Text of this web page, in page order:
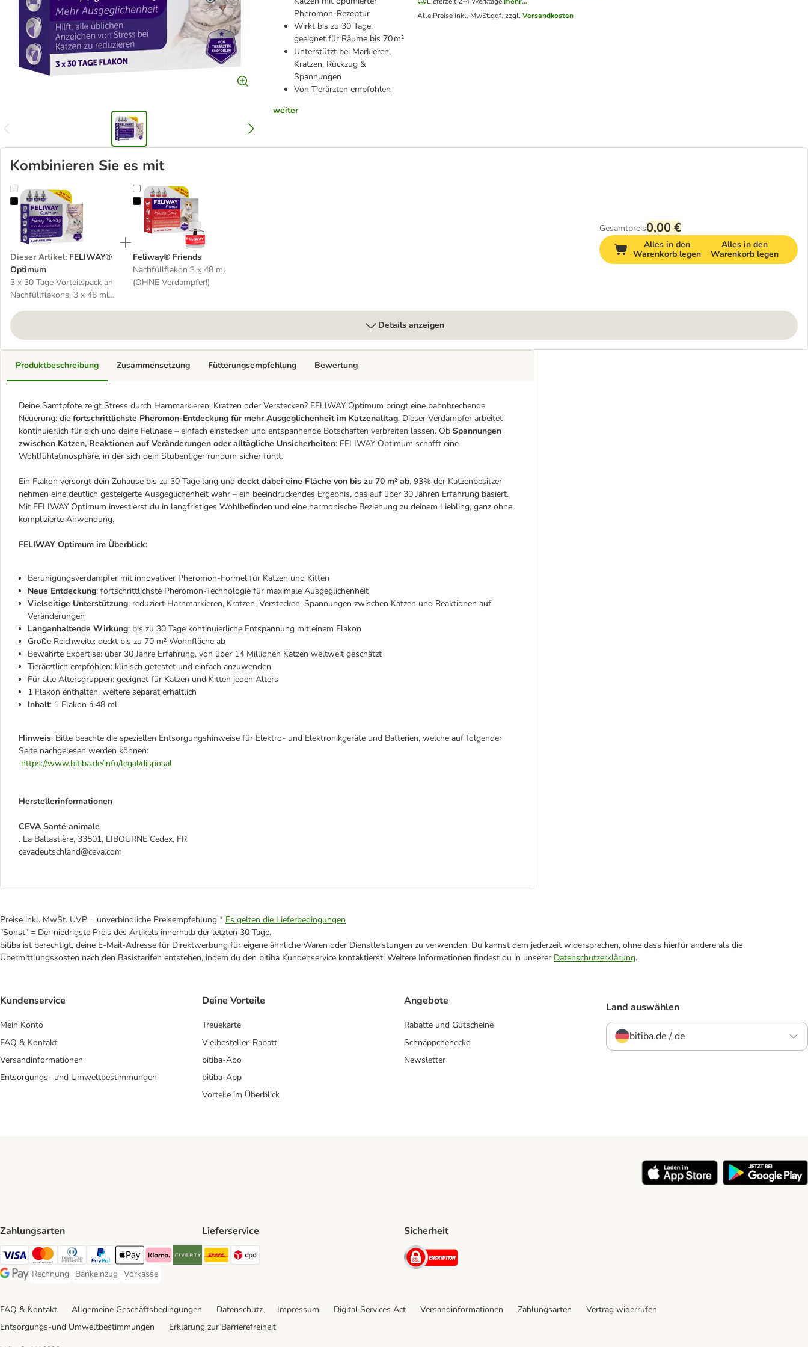
Pheromon-Rezeptur
Wirkt bis zu 30 Tage,
geeignet für Räume bis 70 m²
Unterstützt bei Markieren,
Kratzen, Rückzug &
Spannungen
Von Tierärzten empfohlen
weiter
Alle Preise inkl. MwSt.ggf. zzgl.Versandkosten
Kombinieren Sie es mit
FELIWAY® Optimum
Dieser Artikel: FELIWAY®
Optimum
3 x 30 Tage Vorteilspack an
Nachfüllflakons, 3 x 48 ml
Feliway® Friends
Feliway® Friends
Nachfüllflakon 3 x 48 ml
(OHNE Verdampfer!)
Gesamtpreis0,00 €
Alles in den
Warenkorb legen
Alles in den
Warenkorb legen
Details anzeigen
Produktbeschreibung
Deine Samtpfote zeigt Stress durch Harnmarkieren, Kratzen oder Verstecken? FELIWAY Optimum bringt eine bahnbrechende
Neuerung: die fortschrittlichste Pheromon-Entdeckung für mehr Ausgeglichenheit im Katzenalltag. Dieser Verdampfer arbeitet
kontinuierlich für dich und deine Fellnase – einfach einstecken und entspannende Botschaften verbreiten lassen. Ob Spannungen
zwischen Katzen, Reaktionen auf Veränderungen oder alltägliche Unsicherheiten: FELIWAY Optimum schafft eine
Wohlfühlatmosphäre, in der sich dein Stubentiger rundum sicher fühlt.
Ein Flakon versorgt dein Zuhause bis zu 30 Tage lang und deckt dabei eine Fläche von bis zu 70 m² ab. 93% der Katzenbesitzer
nehmen eine deutlich gesteigerte Ausgeglichenheit wahr – ein beeindruckendes Ergebnis, das auf über 30 Jahren Erfahrung basiert.
Mit FELIWAY Optimum investierst du in langfristiges Wohlbefinden und eine harmonische Beziehung zu deinem Liebling, ganz ohne
komplizierte Anwendung.
FELIWAY Optimum im Überblick:
Beruhigungsverdampfer mit innovativer Pheromon-Formel für Katzen und Kitten
Neue Entdeckung: fortschrittlichste Pheromon-Technologie für maximale Ausgeglichenheit
Vielseitige Unterstützung: reduziert Harnmarkieren, Kratzen, Verstecken, Spannungen zwischen Katzen und Reaktionen auf
Veränderungen
Langanhaltende Wirkung: bis zu 30 Tage kontinuierliche Entspannung mit einem Flakon
Große Reichweite: deckt bis zu 70 m² Wohnfläche ab
Bewährte Expertise: über 30 Jahre Erfahrung, von über 14 Millionen Katzen weltweit geschätzt
Tierärztlich empfohlen: klinisch getestet und einfach anzuwenden
Für alle Altersgruppen: geeignet für Katzen und Kitten jeden Alters
1 Flakon enthalten, weitere separat erhältlich
Inhalt: 1 Flakon á 48 ml
Hinweis: Bitte beachte die speziellen Entsorgungshinweise für Elektro- und Elektronikgeräte und Batterien, welche auf folgender
Seite nachgelesen werden können:
https://www.bitiba.de/info/legal/disposal
Herstellerinformationen
CEVA Santé animale
. La Ballastière, 33501, LIBOURNE Cedex, FR
cevadeutschland@ceva.com
Zusammensetzung Fütterungsempfehlung Bewertung
Preise inkl. MwSt. UVP = unverbindliche Preisempfehlung * Es gelten die Lieferbedingungen
"Sonst" = Der niedrigste Preis des Artikels innerhalb der letzten 30 Tage.
bitiba ist berechtigt, deine E-Mail-Adresse für Direktwerbung für eigene ähnliche Waren oder Dienstleistungen zu verwenden. Du kannst dem jederzeit widersprechen, ohne dass hierfür andere als die
Übermittlungskosten nach den Basistarifen entstehen, indem du den bitiba Kundenservice kontaktierst. Weitere Informationen findest du in unserer Datenschutzerklärung.
Kundenservice
Mein Konto
FAQ & Kontakt
Versandinformationen
Entsorgungs- und Umweltbestimmungen
Deine Vorteile
Treuekarte
Vielbesteller-Rabatt
bitiba-Abo
bitiba-App
Vorteile im Überblick
Angebote
Rabatte und Gutscheine
Schnäppchenecke
Newsletter
Land auswählen
bitiba.de / de
Zahlungsarten
Visa Payment Method
Mastercard Payment Method
Diners Club Payment Method
PayPal Payment Method
Apple Pay Payment Method
Klarna Payment Method
Riverty Payment Method
Google Pay Payment Method
Rechnung
Rechnung Payment Method
Bankeinzug
Bankeinzug Payment Method
Vorkasse
Vorkasse Payment Method
Lieferservice
DHL Shipping Method
Sicherheit
Security
FAQ & Kontakt Allgemeine Geschäftsbedingungen Datenschutz Impressum Digital Services Act Versandinformationen Zahlungsarten
Vertrag widerrufen
Entsorgungs-und Umweltbestimmungen
Erklärung zur Barrierefreiheit